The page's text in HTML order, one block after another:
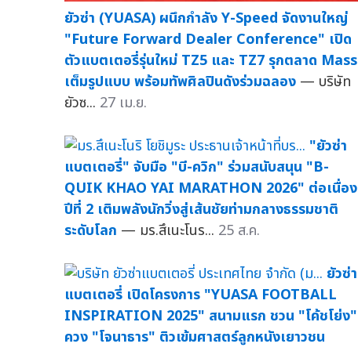
ยัวซ่า (YUASA) ผนึกกำลัง Y-Speed จัดงานใหญ่
"Future Forward Dealer Conference" เปิด
ตัวแบตเตอรี่รุ่นใหม่ TZ5 และ TZ7 รุกตลาด Mass
เต็มรูปแบบ พร้อมทัพศิลปินดังร่วมฉลอง — บริษัท
ยัวซ... 27 เม.ย.
"ยัวซ่า
แบตเตอรี่" จับมือ "บี-ควิก" ร่วมสนับสนุน "B-
QUIK KHAO YAI MARATHON 2026" ต่อเนื่อง
ปีที่ 2 เติมพลังนักวิ่งสู่เส้นชัยท่ามกลางธรรมชาติ
ระดับโลก — มร.สึเนะโนร... 25 ส.ค.
ยัวซ่า
แบตเตอรี่ เปิดโครงการ "YUASA FOOTBALL
INSPIRATION 2025" สนามแรก ชวน "โค้ชโย่ง"
ควง "โจนาธาร" ติวเข้มศาสตร์ลูกหนังเยาวชน